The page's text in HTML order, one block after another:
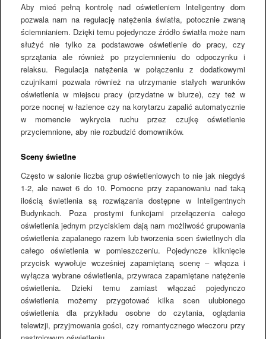
Aby mieć pełną kontrolę nad oświetleniem Inteligentny dom
pozwala nam na regulację natężenia światła, potocznie zwaną
ściemnianiem. Dzięki temu pojedyncze źródło światła może nam
służyć nie tylko za podstawowe oświetlenie do pracy, czy
sprzątania ale również po przyciemnieniu do odpoczynku i
relaksu. Regulacja natężenia w połączeniu z dodatkowymi
czujnikami pozwala również na utrzymanie stałych warunków
oświetlenia w miejscu pracy (przydatne w biurze), czy też w
porze nocnej w łazience czy na korytarzu zapalić automatycznie
w momencie wykrycia ruchu przez czujkę oświetlenie
przyciemnione, aby nie rozbudzić domowników.
Sceny świetlne
Często w salonie liczba grup oświetleniowych to nie jak niegdyś
1-2, ale nawet 6 do 10. Pomocne przy zapanowaniu nad taką
ilością świetlenia są rozwiązania dostępne w Inteligentnych
Budynkach. Poza prostymi funkcjami przełączenia całego
oświetlenia jednym przyciskiem dają nam możliwość grupowania
oświetlenia zapalanego razem lub tworzenia scen świetlnych dla
całego oświetlenia w pomieszczeniu. Pojedyncze kliknięcie
przycisk wywołuje wcześniej zapamiętaną scenę – włącza i
wyłącza wybrane oświetlenia, przywraca zapamiętane natężenie
oświetlenia. Dzieki temu zamiast włączać pojedynczo
oświetlenia możemy przygotować kilka scen ulubionego
oświetlenia dla przykładu osobne do czytania, oglądania
telewizji, przyjmowania gości, czy romantycznego wieczoru przy